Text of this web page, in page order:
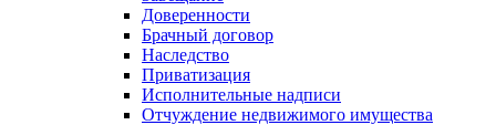
Доверенности
Брачный договор
Наследство
Приватизация
Исполнительные надписи
Отчуждение недвижимого имущества